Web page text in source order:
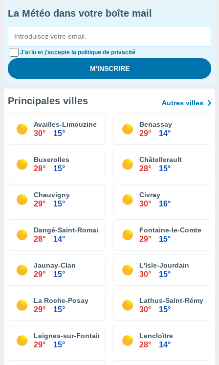
La Météo dans votre boîte mail
J'ai lu et j'accepte la politique de privacité
Principales villes Autres villes
Availles-Limouzine
30° 15°
Benassay
29° 14°
Buxerolles
28° 15°
Châtellerault
28° 15°
Chauvigny
29° 15°
Civray
30° 16°
Dangé-Saint-Romain
28° 14°
Fontaine-le-Comte
29° 15°
Jaunay-Clan
29° 15°
L'Isle-Jourdain
30° 15°
La Roche-Posay
29° 15°
Lathus-Saint-Rémy
30° 15°
Leignes-sur-Fontaine
29° 15°
Lencloître
28° 14°